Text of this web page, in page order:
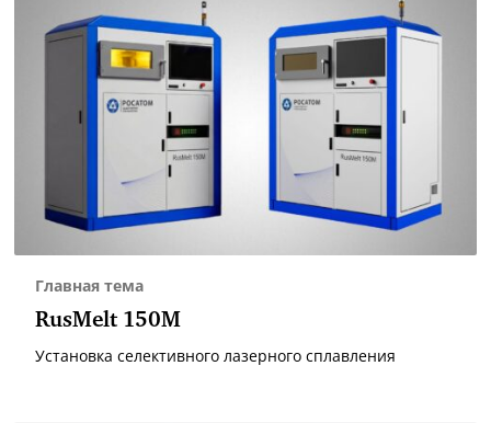
Главная тема
RusMelt 150М
Установка селективного лазерного сплавления